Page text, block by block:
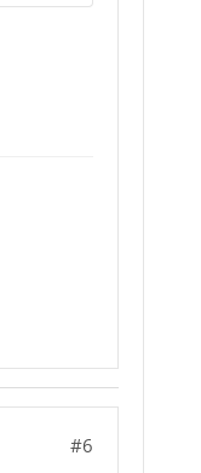
#6